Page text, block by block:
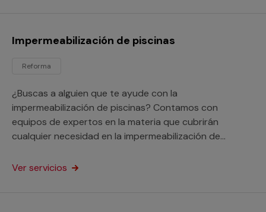
Impermeabilización de piscinas
Reforma
¿Buscas a alguien que te ayude con la
impermeabilización de piscinas? Contamos con
equipos de expertos en la materia que cubrirán
cualquier necesidad en la impermeabilización de
Ver servicios